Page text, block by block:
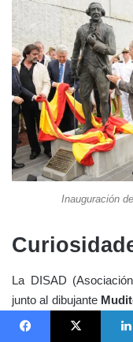
Inauguración
La DISAD
junto al dibujante
la historia de Velasco,